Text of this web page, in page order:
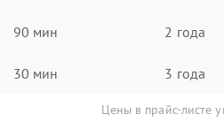
90 мин 2 года
30 мин 3 года
Цены в прайс-листе